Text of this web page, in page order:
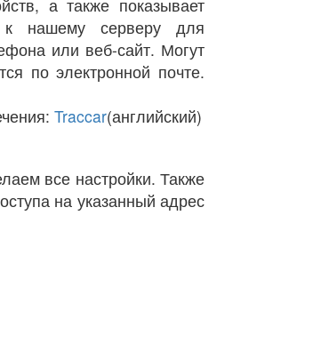
а также показывает
к нашему серверу для
или веб-сайт. Могут
по электронной почте.
Traccar(английский)
все настройки. Также
на указанный адрес